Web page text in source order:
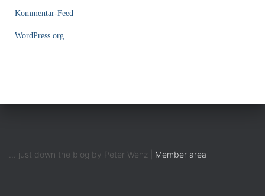
Kommentar-Feed
WordPress.org
... just down the blog by Peter Wenz | Member area